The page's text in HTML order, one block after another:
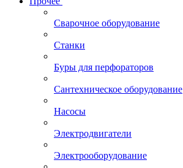
Сварочное оборудование
Станки
Буры для перфораторов
Сантехническое оборудование
Насосы
Электродвигатели
Электрооборудование